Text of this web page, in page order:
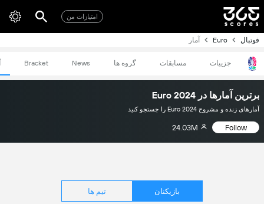
امتیازات من
فوتبال Euro آمار
جزییات مسابقات گروه ها News
Bracket
برترین آمارها در Euro 2024
آمارهای زنده و مشروح Euro 2024 را جستجو کنید
Follow
24.03M
بازیکنان تیم ها